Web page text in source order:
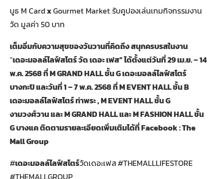
บูธ M CardxGourmet Market รับคูปองเล่นเกมกิจกรรมงาน
วัด มูลค่า 50 บาท
เต็มอิ่มกับความสุขของวันวานที่คิดถึง สนุกครบรสในงาน
“เดอะมอลล์ไลฟ์สโตร์ วัด เดอะ เฟส” ได้ตั้งแต่วันที่29 เม.ย. – 14
พ.ค. 2568ที่M GRAND HALL ชั้น G เดอะมอลล์ไลฟ์สโตร์
บางกะปิ และวันที่ 1 – 7 พ.ค. 2568 ที่ M EVENT HALL ชั้น B
เดอะมอลล์ไลฟ์สโตร์ ท่าพระ , M EVENT HALL ชั้น G
งามวงศ์วาน และ M GRAND HALL และ M FASHION HALL ชั้น
G บางแค ติดตามรายละเอียดเพิ่มเติมได้ที่ Facebook : The
Mall Group
#เดอะมอลล์ไลฟ์สโตร์วัดเดอะเฟส#THEMALLLIFESTORE
#THEMALLGROUP